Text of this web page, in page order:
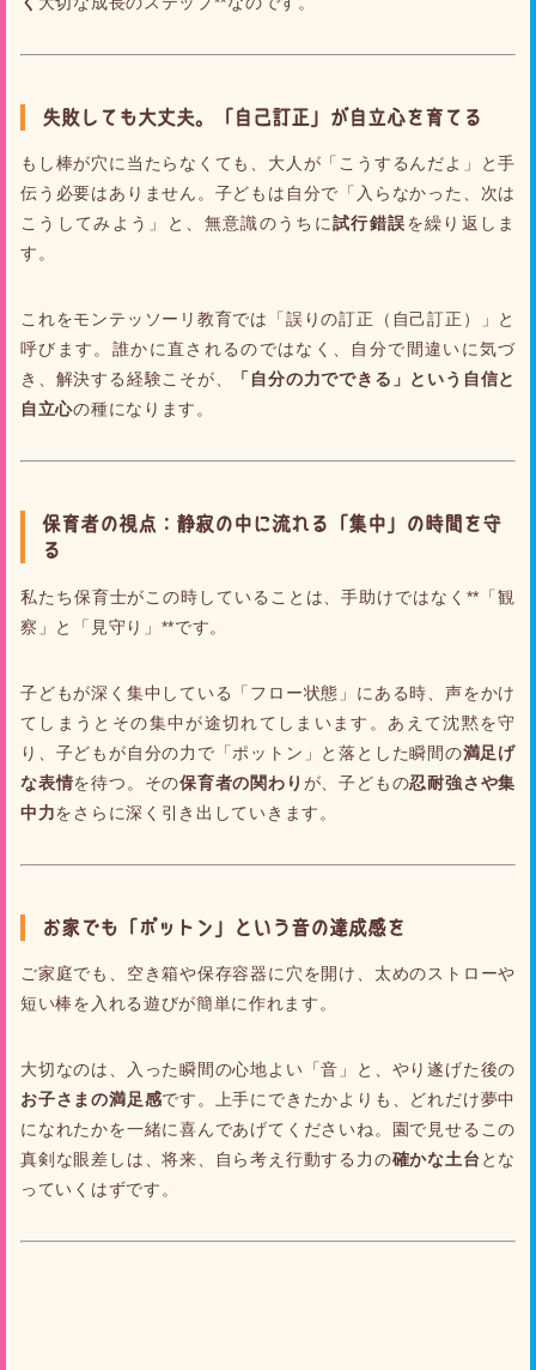
失敗しても大丈夫。「自己訂正」が自立心を育てる
もし棒が穴に当たらなくても、大人が「こうするんだよ」と手
伝う必要はありません。子どもは自分で「入らなかった、次は
こうしてみよう」と、無意識のうちに試行錯誤を繰り返しま
す。
これをモンテッソーリ教育では「誤りの訂正（自己訂正）」と
呼びます。誰かに直されるのではなく、自分で間違いに気づ
き、解決する経験こそが、
「自分の力でできる」という自信と
自立心の種になります。
保育者の視点：静寂の中に流れる「集中」の時間を守
る
私たち保育士がこの時していることは、手助けではなく**「観
察」と「見守り」**です。
子どもが深く集中している「フロー状態」にある時、声をかけ
てしまうとその集中が途切れてしまいます。あえて沈黙を守
り、子どもが自分の力で「ポットン」と落とした瞬間の満足げ
な表情を待つ。その保育者の関わり が、子どもの忍耐強さや集
中力をさらに深く引き出していきます。
お家でも「ポットン」という音の達成感を
ご家庭でも、空き箱や保存容器に穴を開け、太めのストローや
短い棒を入れる遊びが簡単に作れます。
大切なのは、入った瞬間の心地よい「音」と、やり遂げた後の
お子さまの満足感です。上手にできたかよりも、どれだけ夢中
になれたかを一緒に喜んであげてくださいね。園で見せるこの
真剣な眼差しは、将来、自ら考え行動する力の確かな土台 とな
っていくはずです。